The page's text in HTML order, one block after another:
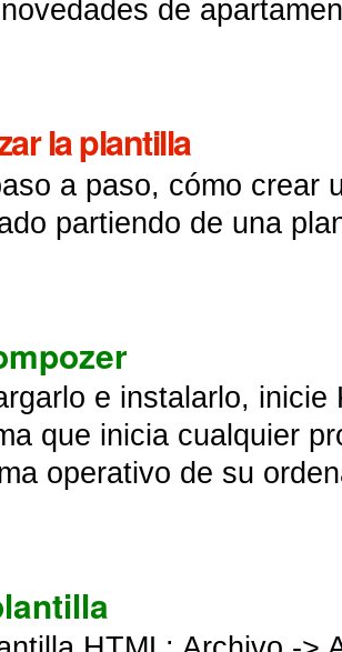
de a
la plantilla
a paso, cómo crear
partiendo de una
e instalarlo, inicie
que inicia cualquier
operativo de su